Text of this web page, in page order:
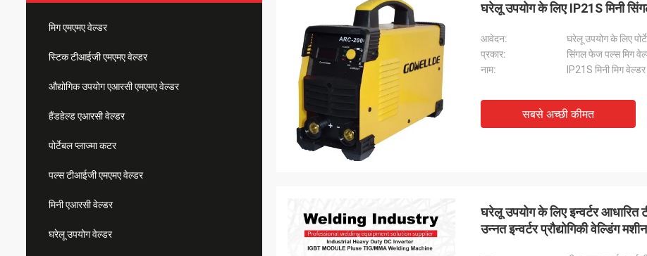
मिग एमएमए वेल्डर
स्टिक टीआईजी एमएमए वेल्डर
औद्योगिक उपयोग एआरसी एमएमए वेल्डर
हैंडहेल्ड एआरसी वेल्डर
पोर्टेबल प्लाज्मा कटर
पल्स टीआईजी एमएमए वेल्डर
मिनी एआरसी वेल्डर
घरेलू उपयोग वेल्डर
घरेलू उपयोग के लिए IP21S मिनी
आवेदन:
घरेलू उपयोग के लिए
प्रकार:
सिंगल फेज पल्स मिग
नाम:
IP21S मिनी मिग वेल्डर
सबसे अच्छी कीमत
घरेलू उपयोग के लिए इन्वर्टर आधारित
उन्नत इन्वर्टर प्रौद्योगिकी वेल्डिंग मशीन